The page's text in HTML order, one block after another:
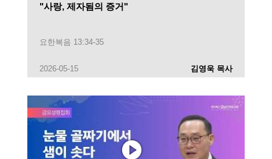
"사랑, 제자됨의 증거"
요한복음 13:34-35
2026-05-15 김영욱 목사